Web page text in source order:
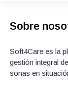
Sobre
Soft4Care es la
gestión integral
sonas en